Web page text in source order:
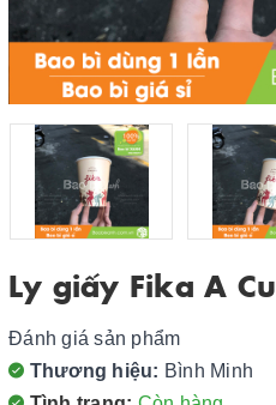
Ly giấy Fika A
Đánh giá sản phẩm
Thương hiệu: Bình Minh